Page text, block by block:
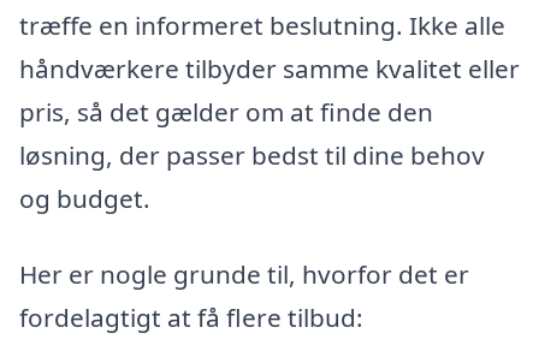
træffe en informeret beslutning. Ikke alle
håndværkere tilbyder samme kvalitet eller
pris, så det gælder om at finde den
løsning, der passer bedst til dine behov
og budget.
Her er nogle grunde til, hvorfor det er
fordelagtigt at få flere tilbud: